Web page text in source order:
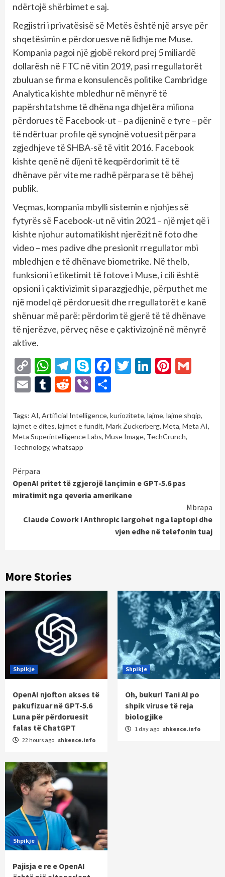
ndërtojë shërbimet e saj.
Regjistri i privatësisë së Metës është një arsye për
shqetësimin e përdoruesve në lidhje me Muse.
Kompania pagoi një gjobë rekord prej 5 miliardë
dollarësh në FTC në vitin 2019, pasi rregullatorët
zbuluan se firma e konsulencës politike Cambridge
Analytica kishte mbledhur në mënyrë të
papërshtatshme të dhëna nga dhjetëra miliona
përdorues të Facebook-ut – pa dijeninë e tyre – për
të ndërtuar profile që synojnë votuesit përpara
zgjedhjeve të SHBA-së të vitit 2016. Facebook
kishte qenë në dijeni të keqpërdorimit të të
dhënave për vite me radhë përpara se të bëhej
publik.
Veçmas, kompania mbylli sistemin e njohjes së
fytyrës së Facebook-ut në vitin 2021 – një mjet që i
kishte njohur automatikisht njerëzit në foto dhe
video – mes padive dhe presionit rregullator mbi
mbledhjen e të dhënave biometrike. Në thelb,
funksioni i etiketimit të fotove i Muse, i cili është
opsioni i çaktivizimit si parazgjedhje, përputhet me
një model që përdoruesit dhe rregullatorët e kanë
shënuar më parë: përdorim të gjerë të të dhënave
të njerëzve, përveç nëse e çaktivizojnë në mënyrë
aktive.
Copy
Link
WhatsApp
Telegram
SkypeFacebook
Twitter
LinkedIn
EmailTumblr
Reddit
Viber
Tags: AI, Artificial Intelligence, kuriozitete, lajme, lajme shqip,
lajmet e dites, lajmet e fundit, Mark Zuckerberg, Meta, Meta AI,
Meta Superintelligence Labs, Muse Image, TechCrunch,
Technology, whatsapp
Continue
Reading
Përpara
OpenAI pritet të zgjerojë lançimin e GPT-5.6 pas
miratimit nga qeveria amerikane
Mbrapa
Claude Cowork i Anthropic largohet nga laptopi dhe
vjen edhe në telefonin tuaj
More Stories
Shpikje
OpenAI njofton akses të
pakufizuar në GPT-5.6
Luna për përdoruesit
falas të ChatGPT
22 hours ago shkence.info
Shpikje
Oh, bukur! Tani AI po
shpik viruse të reja
biologjike
1 day ago shkence.info
Shpikje
Pajisja e re e OpenAI